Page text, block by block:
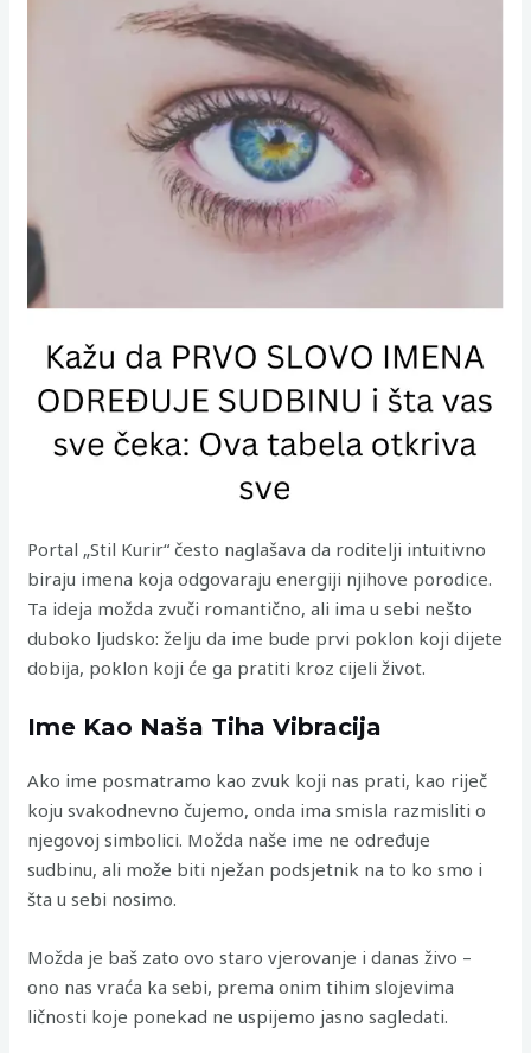
Portal „Stil Kurir“ često naglašava da roditelji intuitivno
biraju imena koja odgovaraju energiji njihove porodice.
Ta ideja možda zvuči romantično, ali ima u sebi nešto
duboko ljudsko: želju da ime bude prvi poklon koji dijete
dobija, poklon koji će ga pratiti kroz cijeli život.
Ime Kao Naša Tiha Vibracija
Ako ime posmatramo kao zvuk koji nas prati, kao riječ
koju svakodnevno čujemo, onda ima smisla razmisliti o
njegovoj simbolici. Možda naše ime ne određuje
sudbinu, ali može biti nježan podsjetnik na to ko smo i
šta u sebi nosimo.
Možda je baš zato ovo staro vjerovanje i danas živo –
ono nas vraća ka sebi, prema onim tihim slojevima
ličnosti koje ponekad ne uspijemo jasno sagledati.